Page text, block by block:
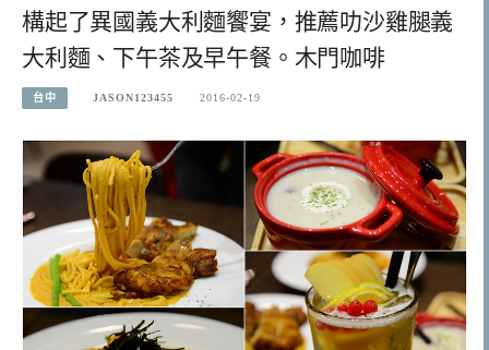
構起了異國義大利麵饗宴，推薦叻沙雞腿義
大利麵、下午茶及早午餐。木門咖啡
台中 JASON123455 2016-02-19